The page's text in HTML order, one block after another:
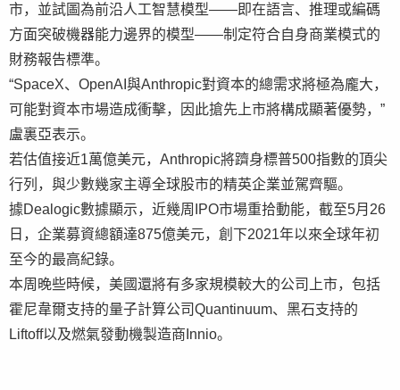
市，並試圖為前沿人工智慧模型——即在語言、推理或編碼
方面突破機器能力邊界的模型——制定符合自身商業模式的
財務報告標準。
“SpaceX、OpenAI與Anthropic對資本的總需求將極為龐大，
可能對資本市場造成衝擊，因此搶先上市將構成顯著優勢，”
盧裏亞表示。
若估值接近1萬億美元，Anthropic將躋身標普500指數的頂尖
行列，與少數幾家主導全球股市的精英企業並駕齊驅。
據Dealogic數據顯示，近幾周IPO市場重拾動能，截至5月26
日，企業募資總額達875億美元，創下2021年以來全球年初
至今的最高紀錄。
本周晚些時候，美國還將有多家規模較大的公司上市，包括
霍尼韋爾支持的量子計算公司Quantinuum、黑石支持的
Liftoff以及燃氣發動機製造商Innio。